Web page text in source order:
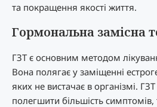
та покращення якості життя.
Гормональна замісна
ГЗТ є основним методом
Вона полягає у заміщенні
яких не вистачає в організмі.
полегшити більшість